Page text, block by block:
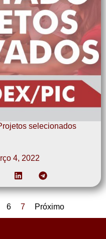
selecionados
4, 2022
6 7 Próximo